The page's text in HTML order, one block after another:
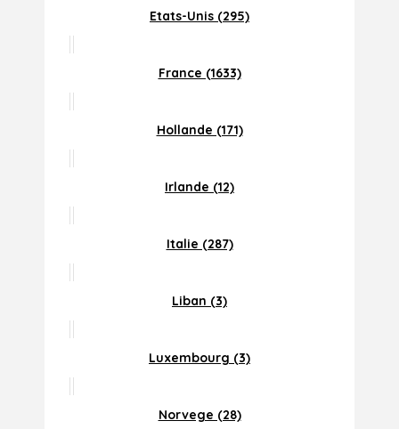
Etats-Unis (295)
France (1633)
Hollande (171)
Irlande (12)
Italie (287)
Liban (3)
Luxembourg (3)
Norvege (28)